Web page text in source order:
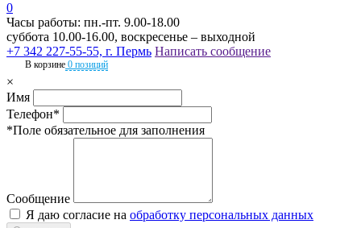
0
Часы работы: пн.-пт. 9.00-18.00
суббота 10.00-16.00, воскресенье – выходной
+7 342 227-55-55, г. Пермь Написать сообщение
В корзине 0 позиций
×
Имя
Телефон*
*Поле обязательное для заполнения
Сообщение
Я даю согласие на обработку персональных данных